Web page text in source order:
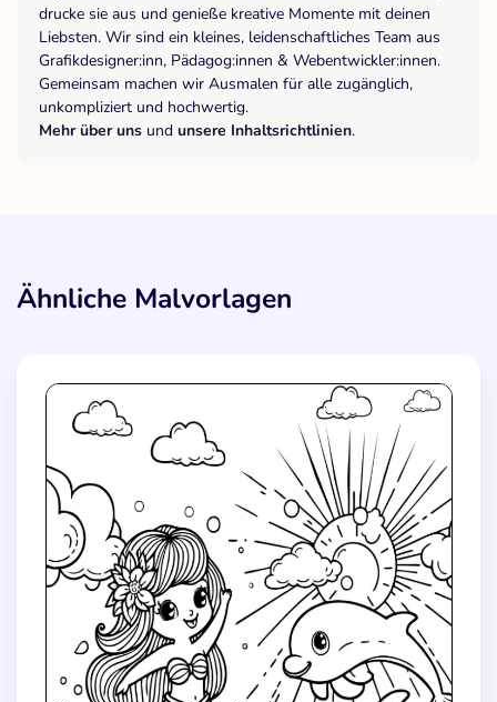
drucke sie aus und genieße kreative Momente mit deinen
Liebsten. Wir sind ein kleines, leidenschaftliches Team aus
Grafikdesigner:inn, Pädagog:innen & Webentwickler:innen.
Gemeinsam machen wir Ausmalen für alle zugänglich,
unkompliziert und hochwertig.
Mehr über uns und unsere Inhaltsrichtlinien.
Ähnliche Malvorlagen